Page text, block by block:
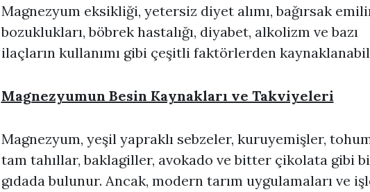
Magnezyum eksikliği, yetersiz diyet alımı, bağırsak
bozuklukları, böbrek hastalığı, diyabet, alkolizm ve bazı
ilaçların kullanımı gibi çeşitli faktörlerden
Magnezyumun Besin Kaynakları ve Takviyeleri
Magnezyum, yeşil yapraklı sebzeler, kuruyemişler,
tam tahıllar, baklagiller, avokado ve bitter çikolata gibi
gıdada bulunur. Ancak, modern tarım uygulamaları ve